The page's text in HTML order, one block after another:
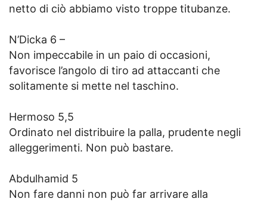
netto di ciò abbiamo visto troppe titubanze.
N’Dicka 6 –
Non impeccabile in un paio di occasioni,
favorisce l’angolo di tiro ad attaccanti che
solitamente si mette nel taschino.
Hermoso 5,5
Ordinato nel distribuire la palla, prudente negli
alleggerimenti. Non può bastare.
Abdulhamid 5
Non fare danni non può far arrivare alla